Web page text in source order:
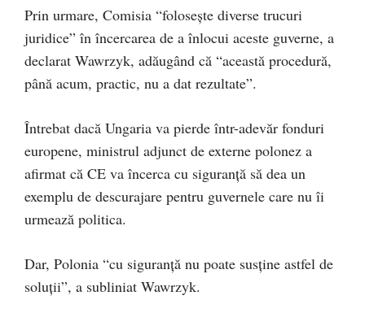
Prin urmare, Comisia “foloseşte diverse trucuri
juridice” în încercarea de a înlocui aceste guverne, a
declarat Wawrzyk, adăugând că “această procedură,
până acum, practic, nu a dat rezultate”.
Întrebat dacă Ungaria va pierde într-adevăr fonduri
europene, ministrul adjunct de externe polonez a
afirmat că CE va încerca cu siguranţă să dea un
exemplu de descurajare pentru guvernele care nu îi
urmează politica.
Dar, Polonia “cu siguranţă nu poate susţine astfel de
soluţii”, a subliniat Wawrzyk.